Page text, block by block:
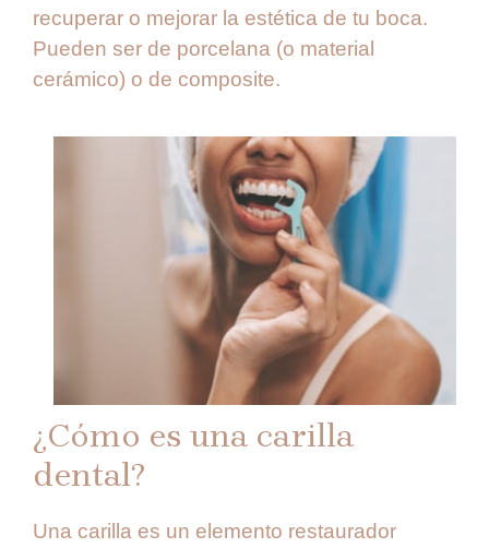
recuperar o mejorar la estética de tu boca.
Pueden ser de porcelana (o material
cerámico) o de composite.
¿Cómo es una carilla
dental?
Una carilla es un elemento restaurador